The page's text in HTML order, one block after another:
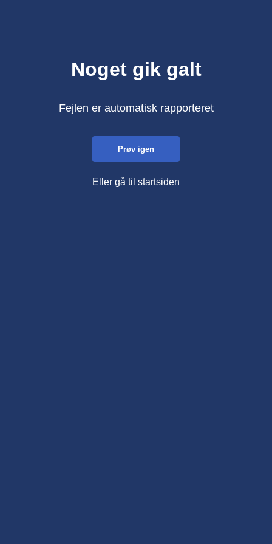
Noget gik galt
Fejlen er automatisk rapporteret
Prøv igen
Eller gå til startsiden